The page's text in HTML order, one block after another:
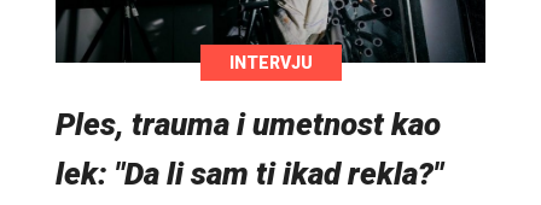
INTERVJU
Ples, trauma i umetnost kao
lek: "Da li sam ti ikad rekla?"